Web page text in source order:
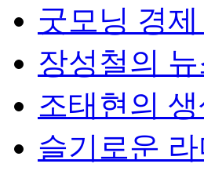
굿모닝 경
장성철의
조태현의
슬기로운